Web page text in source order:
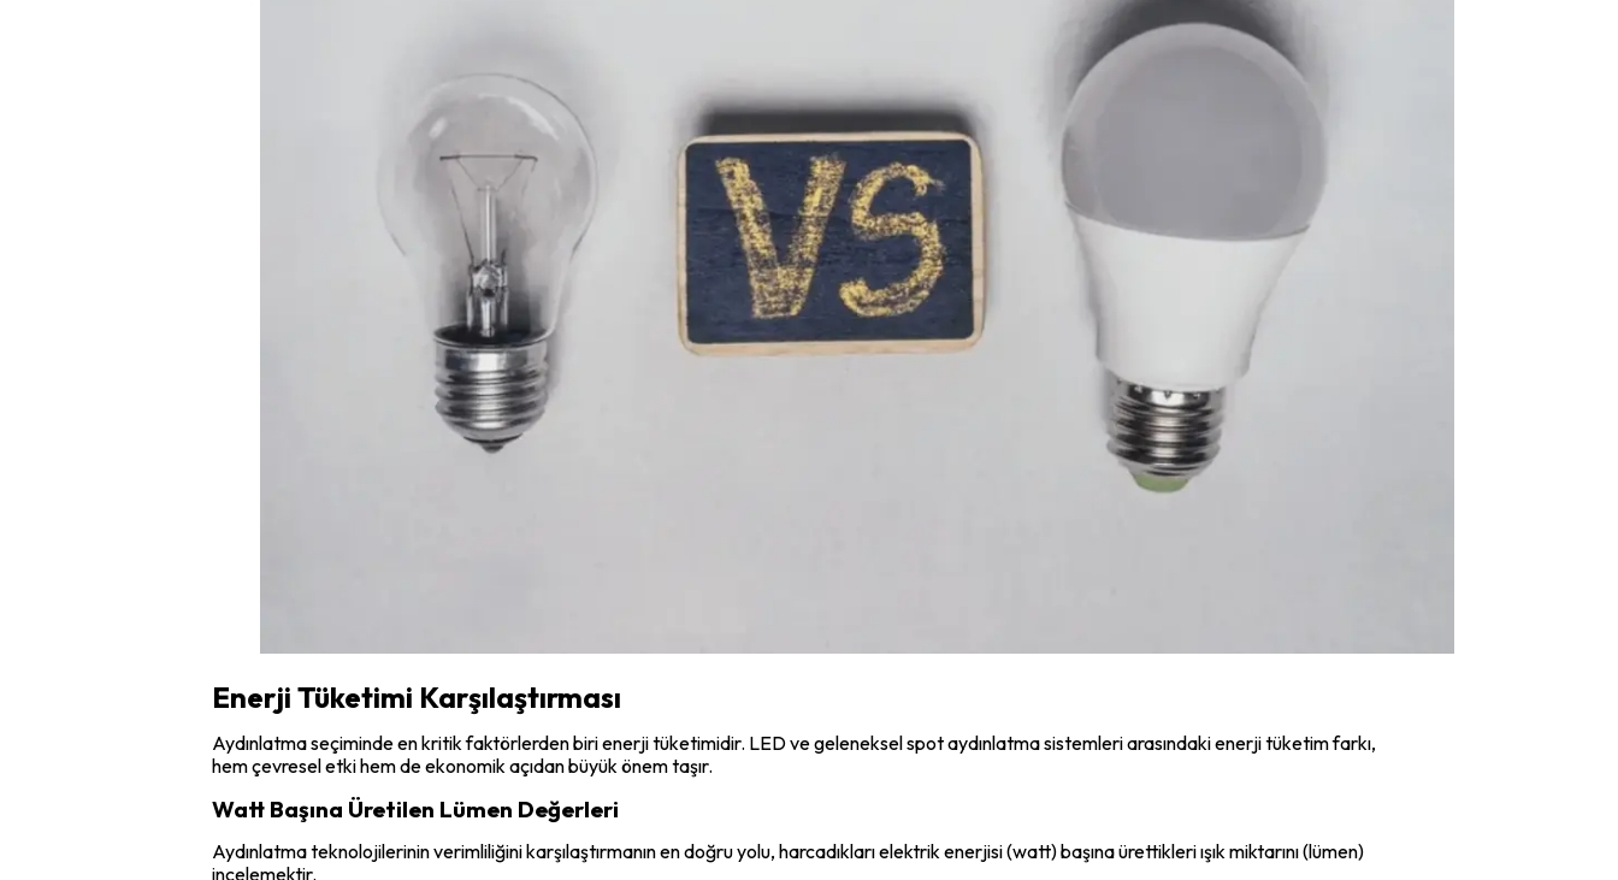
Enerji Tüketimi Karşılaştırması
Aydınlatma seçiminde en kritik faktörlerden biri enerji tüketimidir. LED ve geleneksel spot aydınlatma sistemleri arasındaki enerji tüketim farkı,
hem çevresel etki hem de ekonomik açıdan büyük önem taşır.
Watt Başına Üretilen Lümen Değerleri
Aydınlatma teknolojilerinin verimliliğini karşılaştırmanın en doğru yolu, harcadıkları elektrik enerjisi (watt) başına ürettikleri ışık miktarını (lümen)
incelemektir.